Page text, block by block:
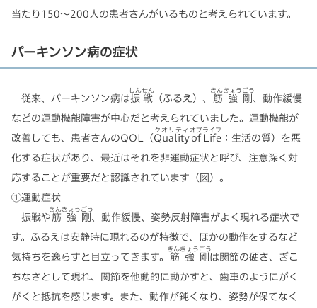
当たり150～200人の患者さんがいるものと考えられています。
パーキンソン病の症状
従来、パーキンソン病は振戦
しんせん
（ふるえ）、 筋強剛
きんきょうごう
、動作緩慢
などの運動機能障害が中心だと考えられていました。運動機能が
改善しても、患者さんのQOL（ Quality
クオリティ
of
オブ
Life
ライフ
：生活の質）を悪
化する症状があり、最近はそれを非運動症状と呼び、注意深く対
応することが重要だと認識されています（図）。
①運動症状
振戦や筋強剛
きんきょうごう
、動作緩慢、姿勢反射障害がよく現れる症状で
す。ふるえは安静時に現れるのが特徴で、ほかの動作をするなど
気持ちを逸らすと目立ってきます。 筋強剛
きんきょうごう
は関節の硬さ、ぎこ
ちなさとして現れ、関節を他動的に動かすと、歯車のようにがく
がくと抵抗を感じます。また、動作が鈍くなり、姿勢が保てなく